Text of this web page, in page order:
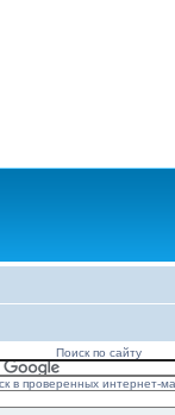
Поиск по сайту
в проверенных интернет-